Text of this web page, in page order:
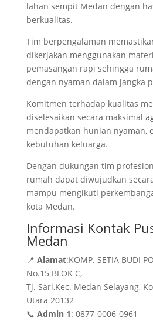
lahan sempit Medan dengan
berkualitas.
Tim berpengalaman
dikerjakan menggunakan
pemasangan rapi sehingga
dengan nyaman dalam jangka
Komitmen terhadap kualitas
diselesaikan secara maksimal
mendapatkan hunian nyaman,
kebutuhan keluarga.
Dengan dukungan tim
rumah dapat diwujudkan
mampu mengikuti
kota Medan.
Informasi Kontak
Medan
📍 Alamat:KOMP. SETIA BUDI
No.15 BLOK C,
Tj. Sari,Kec. Medan Selayang,
Utara 20132
📞 Admin 1: 0877-0006-0961